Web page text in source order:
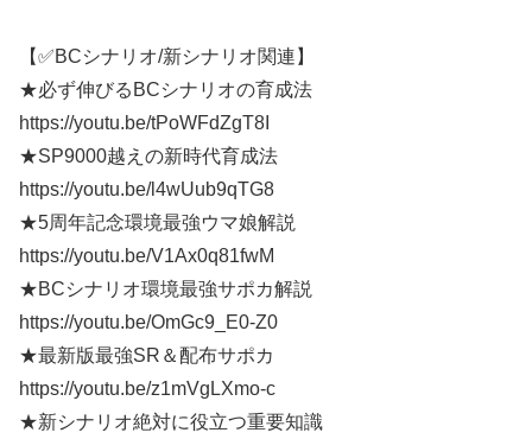
【✅BCシナリオ/新シナリオ関連】
★必ず伸びるBCシナリオの育成法
https://youtu.be/tPoWFdZgT8I
★SP9000越えの新時代育成法
https://youtu.be/l4wUub9qTG8
★5周年記念環境最強ウマ娘解説
https://youtu.be/V1Ax0q81fwM
★BCシナリオ環境最強サポカ解説
https://youtu.be/OmGc9_E0-Z0
★最新版最強SR＆配布サポカ
https://youtu.be/z1mVgLXmo-c
★新シナリオ絶対に役立つ重要知識